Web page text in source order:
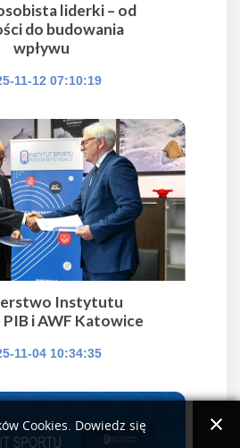
liderki – od
do budowania
wpływu
11-12 07:10:19
Instytutu
i AWF Katowice
11-04 10:34:35
Cookies. Dowiedz się